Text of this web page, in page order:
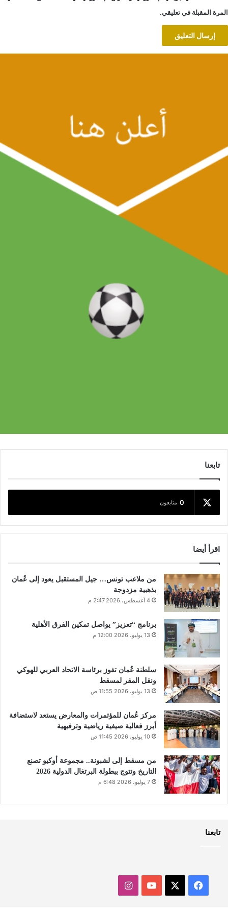
المرة المقبلة في تعليقي.
تابعنا
0 متابعون
اقرأ أيضا
من ملاعب تونس… جيل المستقبل يعود إلى عُمان
بذهبية مزدوجة
4 أغسطس، 2026 2:47 م
برنامج “تعزيز” يواصل تمكين الفرق الأهلية
13 يوليو، 2026 12:00 م
سلطنة عُمان تفوز برئاسة الاتحاد العربي للهوكي
ونقل المقر لمسقط
13 يوليو، 2026 11:55 ص
مركز عُمان للمؤتمرات والمعارض يستعد لاستضافة
أبرز فعالية صيفية رياضية وترفيهية
10 يوليو، 2026 11:45 ص
من مسقط إلى لشبونة.. مجموعة أوكيو تصنع
التاريخ وتتوج ببطولة البرتغال الدولية 2026
7 يوليو، 2026 6:48 م
تابعنا
فيسبوك ‫YouTubeانستقرام